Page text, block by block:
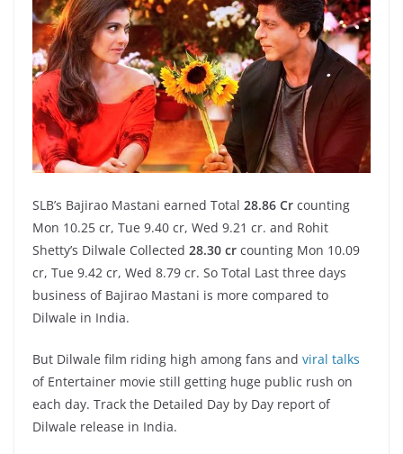
SLB’s Bajirao Mastani earned Total 28.86 Cr counting
Mon 10.25 cr, Tue 9.40 cr, Wed 9.21 cr. and Rohit
Shetty’s Dilwale Collected 28.30 cr counting Mon 10.09
cr, Tue 9.42 cr, Wed 8.79 cr. So Total Last three days
business of Bajirao Mastani is more compared to
Dilwale in India.
But Dilwale film riding high among fans and viral talks
of Entertainer movie still getting huge public rush on
each day. Track the Detailed Day by Day report of
Dilwale release in India.